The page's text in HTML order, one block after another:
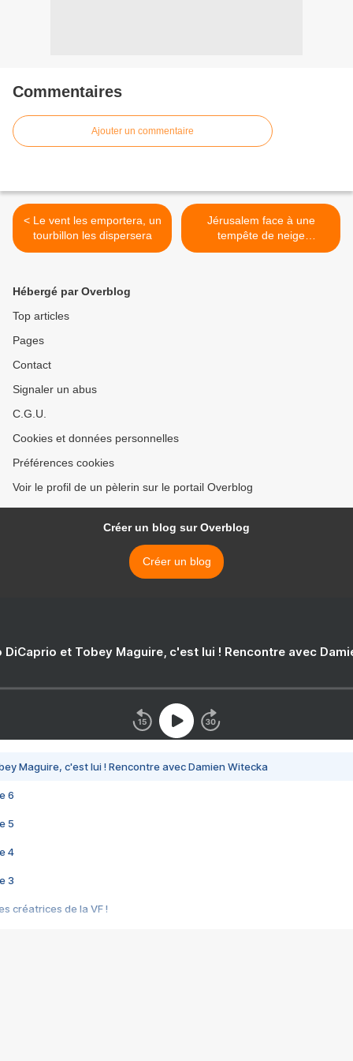
Commentaires
Ajouter un commentaire
< Le vent les emportera, un
tourbillon les dispersera
Jérusalem face à une
tempête de neige
exceptionnelle >
Hébergé par Overblog
Top articles
Pages
Contact
Signaler un abus
C.G.U.
Cookies et données personnelles
Préférences cookies
Voir le profil de un pèlerin sur le portail Overblog
Créer un blog sur Overblog
Créer un blog
DiCaprio et Tobey Maguire, c'est lui ! Rencontre avec
Maguire, c'est lui ! Rencontre avec Damien Witecka
6
5
4
3
créatrices de la VF !